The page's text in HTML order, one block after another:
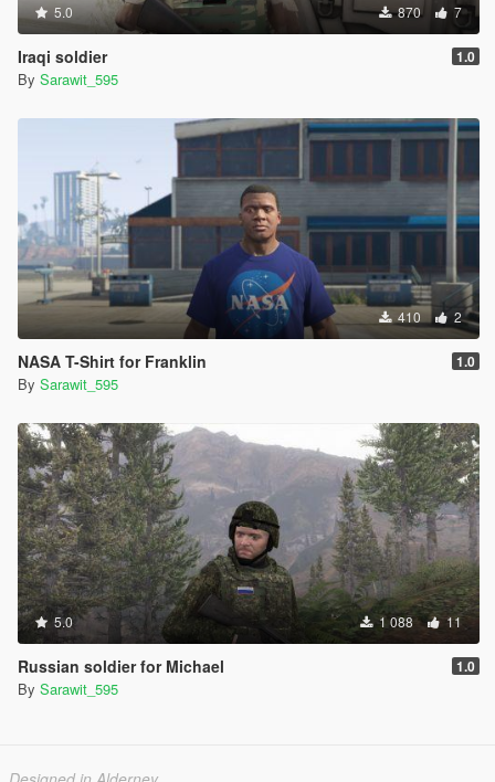
5.0 870 7
Iraqi soldier 1.0
By Sarawit_595
410 2
NASA T-Shirt for Franklin 1.0
By Sarawit_595
5.0 1 088 11
Russian soldier for Michael 1.0
By Sarawit_595